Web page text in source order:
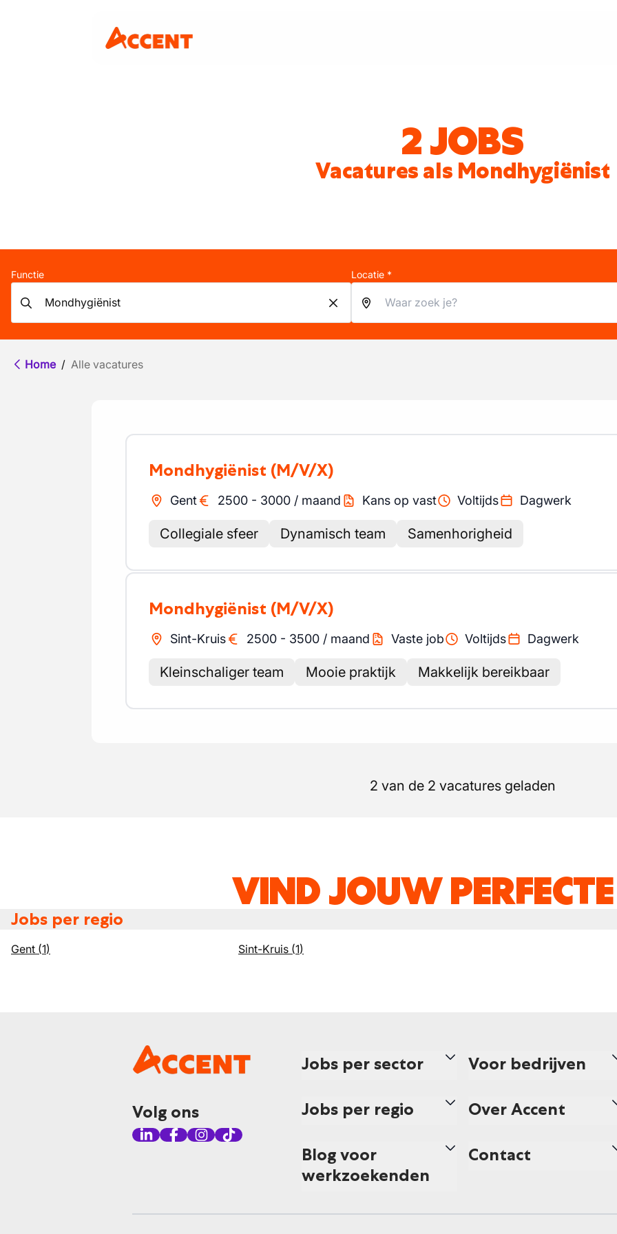
2 JOBS
Vacatures als Mondhygiënist
Functie Locatie *
Home / Alle vacatures
Mondhygiënist (M/V/X)
Gent 2500 - 3000 / maand Kans op vast Voltijds Dagwerk
Collegiale sfeer Dynamisch team Samenhorigheid
Mondhygiënist (M/V/X)
Sint-Kruis 2500 - 3500 / maand Vaste job Voltijds Dagwerk
Kleinschaliger team Mooie praktijk Makkelijk bereikbaar
2 van de 2 vacatures geladen
VIND JOUW
Jobs per regio
Gent (1) Sint-Kruis (1)
Volg ons
Jobs per sector
Jobs per regio
Blog voor
werkzoekenden
Voor bedrijven
Over Accent
Contact